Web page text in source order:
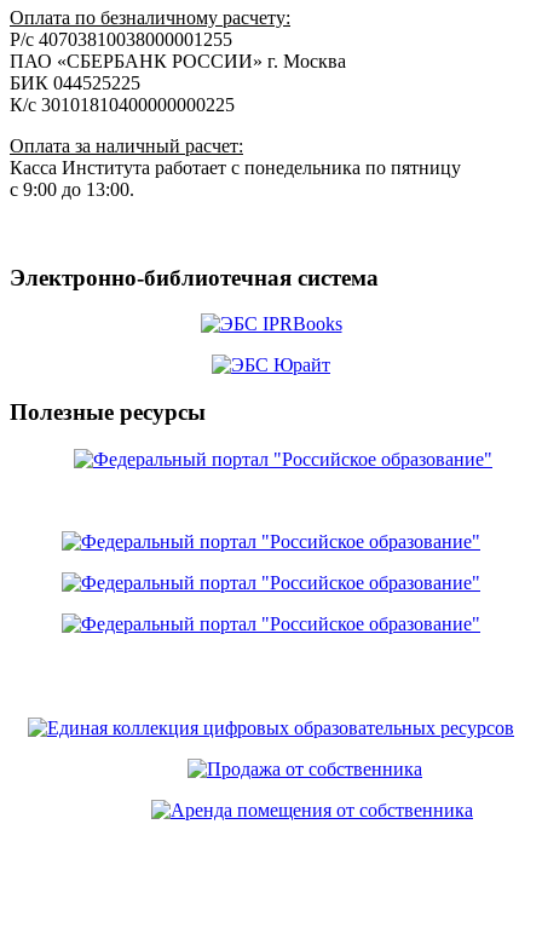
Оплата по безналичному расчету:
Р/с 40703810038000001255
ПАО «СБЕРБАНК РОССИИ» г. Москва
БИК 044525225
К/с 30101810400000000225
Оплата за наличный расчет:
Касса Института работает с понедельника по пятницу
с 9:00 до 13:00.
Электронно-библиотечная система
Полезные ресурсы